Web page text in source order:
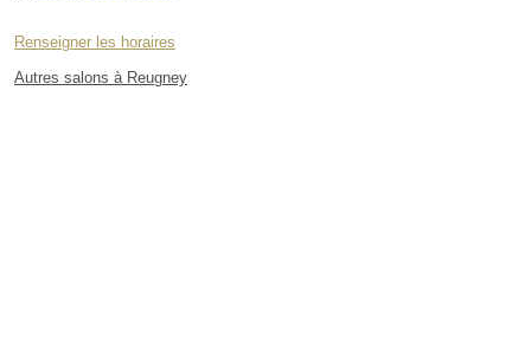
Renseigner les horaires
Autres salons à Reugney